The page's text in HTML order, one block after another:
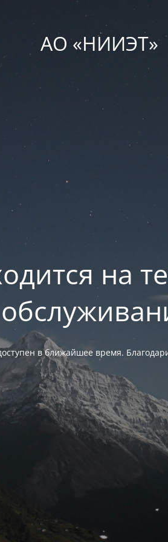
АО «НИИЭТ»
на
в ближайшее время.